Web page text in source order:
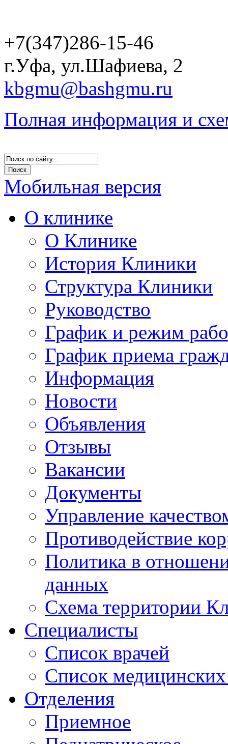
+7(347)286-15-46
г.Уфа, ул.Шафиева, 2
kbgmu@bashgmu.ru
Полная информация и
Мобильная версия
О клинике
О Клинике
История Клиники
Структура Клиники
Руководство
График и режим
График приема
Информация
Новости
Объявления
Отзывы
Вакансии
Документы
Управление
Противодействие
Политика в
данных
Схема территории
Специалисты
Список врачей
Список медицинских
Отделения
Приемное